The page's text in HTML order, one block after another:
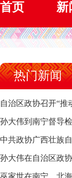
首页 新
热门新闻